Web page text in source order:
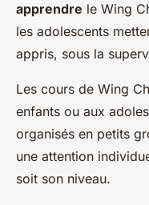
apprendre le Wing
les adolescents
appris, sous la
Les cours de Wing
enfants ou aux
organisés en petits
une attention
soit son niveau.